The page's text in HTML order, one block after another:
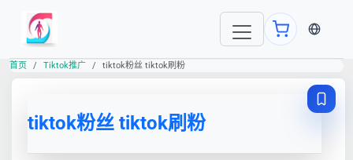
当前语
首页 Tiktok推广 tiktok粉丝 tiktok刷粉
tiktok粉丝 tiktok刷粉